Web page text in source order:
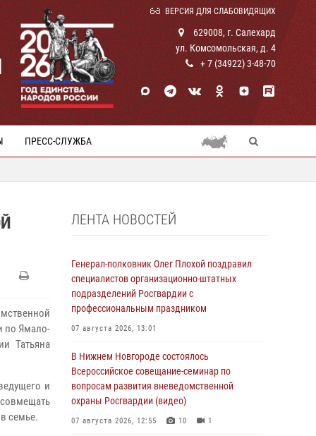
ВЕРСИЯ ДЛЯ СЛАБОВИДЯЩИХ
629008, г. Салехард
ул. Комсомольская, д. 4
+ 7 (34922) 3-48-70
ПРЕСС-СЛУЖБА
по Ямало-
Татьяна
и
семье.
ЛЕНТА НОВОСТЕЙ
Генерал-полковник Олег Плохой поздравил
специалистов организационно-штатных
подразделений Росгвардии с
профессиональным праздником
07 августа 2026, 13:01
В Нижнем Новгороде состоялось
Всероссийское совещание-семинар по
вопросам развития вневедомственной
охраны Росгвардии (видео)
07 августа 2026, 12:55 10 1